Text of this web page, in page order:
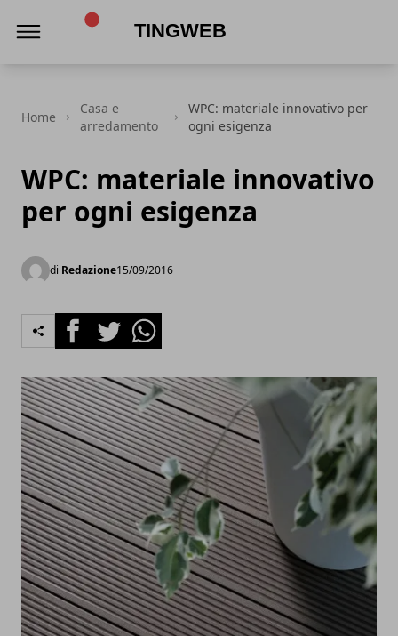
Home
Casa e
arredamento
WPC: materiale innovativo per
ogni esigenza
WPC: materiale innovativo
per ogni esigenza
di Redazione15/09/2016
FacebookTwitterWhatsapp